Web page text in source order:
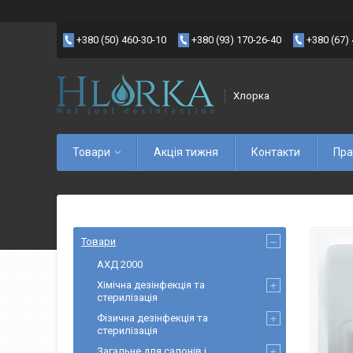
+380 (50) 460-30-10 +380 (93) 170-26-40 +380 (67)
Хлорка
Товари Акція тижня Контакти
Товари
АХД 2000
Хімічна дезінфекція та
стерилізація
Фізична дезінфекція та
стерилізація